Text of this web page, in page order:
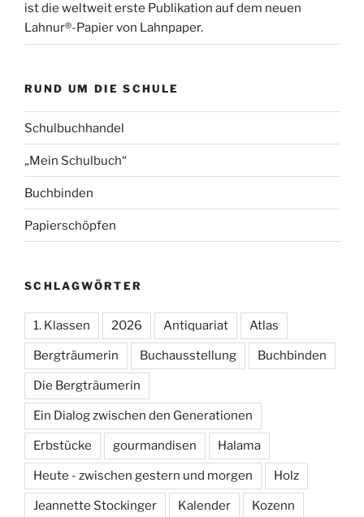
ist die weltweit erste Publikation auf dem neuen
Lahnur®-Papier von Lahnpaper.
RUND UM DIE SCHULE
Schulbuchhandel
„Mein Schulbuch“
Buchbinden
Papierschöpfen
SCHLAGWÖRTER
1. Klassen 2026 Antiquariat Atlas
Bergträumerin Buchausstellung Buchbinden
Die Bergträumerin
Ein Dialog zwischen den Generationen
Erbstücke gourmandisen Halama
Heute - zwischen gestern und morgen Holz
Jeannette Stockinger Kalender Kozenn